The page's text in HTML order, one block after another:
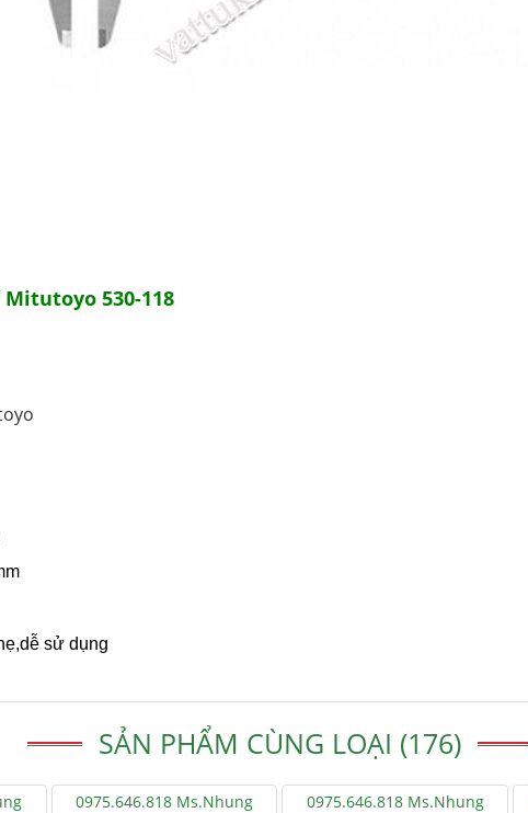
530-118
sử dụng
SẢN PHẨM CÙNG LOẠI (176)
0975.646.818 Ms.Nhung 0975.646.818 Ms.Nhung